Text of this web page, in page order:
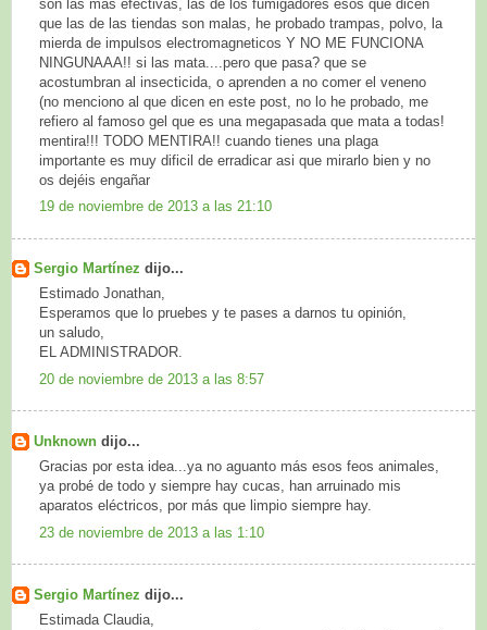
son las más efectivas, las de los fumigadores esos que dicen
que las de las tiendas son malas, he probado trampas, polvo, la
mierda de impulsos electromagneticos Y NO ME FUNCIONA
NINGUNAAA!! si las mata....pero que pasa? que se
acostumbran al insecticida, o aprenden a no comer el veneno
(no menciono al que dicen en este post, no lo he probado, me
refiero al famoso gel que es una megapasada que mata a todas!
mentira!!! TODO MENTIRA!! cuando tienes una plaga
importante es muy dificil de erradicar asi que mirarlo bien y no
os dejéis engañar
19 de noviembre de 2013 a las 21:10
Sergio Martínez dijo...
Estimado Jonathan,
Esperamos que lo pruebes y te pases a darnos tu opinión,
un saludo,
EL ADMINISTRADOR.
20 de noviembre de 2013 a las 8:57
Unknown dijo...
Gracias por esta idea...ya no aguanto más esos feos animales,
ya probé de todo y siempre hay cucas, han arruinado mis
aparatos eléctricos, por más que limpio siempre hay.
23 de noviembre de 2013 a las 1:10
Sergio Martínez dijo...
Estimada Claudia,